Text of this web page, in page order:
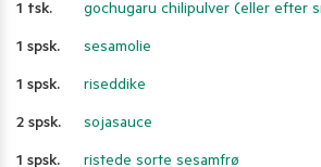
1 tsk. gochugaru chilipulver (eller efter
1 spsk. sesamolie
1 spsk. riseddike
2 spsk. sojasauce
1 spsk. ristede sorte sesamfrø